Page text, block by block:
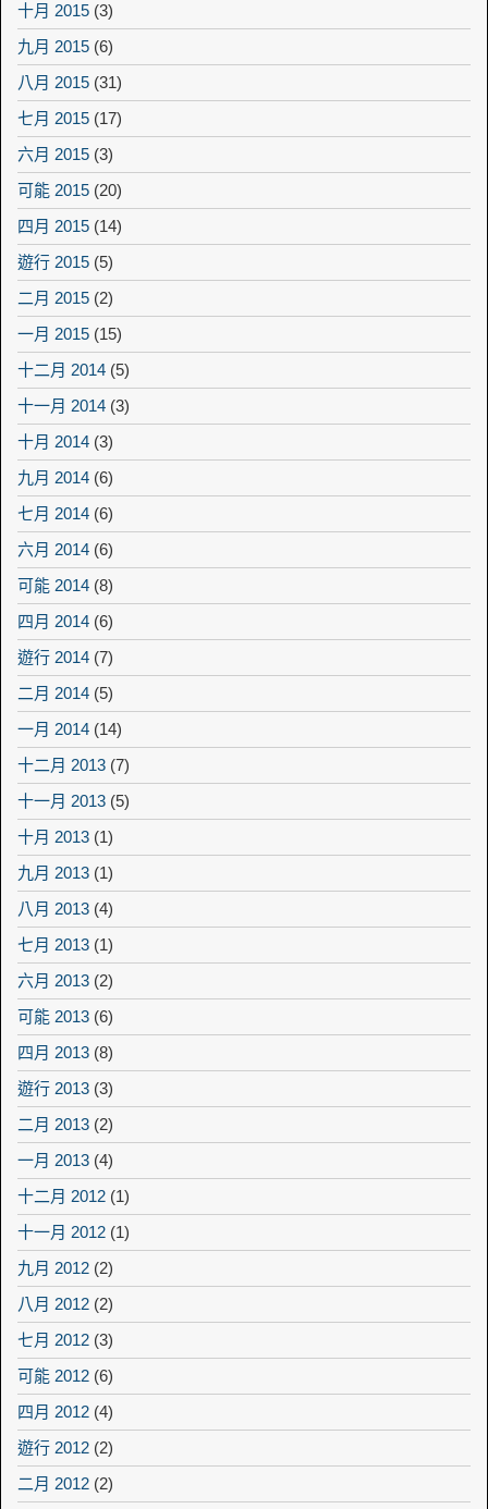
十月 2015 (3)
九月 2015 (6)
八月 2015 (31)
七月 2015 (17)
六月 2015 (3)
可能 2015 (20)
四月 2015 (14)
遊行 2015 (5)
二月 2015 (2)
一月 2015 (15)
十二月 2014 (5)
十一月 2014 (3)
十月 2014 (3)
九月 2014 (6)
七月 2014 (6)
六月 2014 (6)
可能 2014 (8)
四月 2014 (6)
遊行 2014 (7)
二月 2014 (5)
一月 2014 (14)
十二月 2013 (7)
十一月 2013 (5)
十月 2013 (1)
九月 2013 (1)
八月 2013 (4)
七月 2013 (1)
六月 2013 (2)
可能 2013 (6)
四月 2013 (8)
遊行 2013 (3)
二月 2013 (2)
一月 2013 (4)
十二月 2012 (1)
十一月 2012 (1)
九月 2012 (2)
八月 2012 (2)
七月 2012 (3)
可能 2012 (6)
四月 2012 (4)
遊行 2012 (2)
二月 2012 (2)